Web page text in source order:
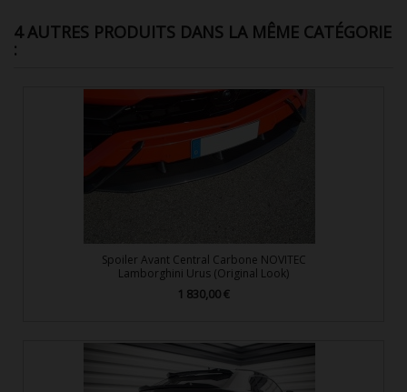
4 AUTRES PRODUITS DANS LA MÊME CATÉGORIE
:
Spoiler Avant Central Carbone NOVITEC
Lamborghini Urus (Original Look)
Prix
1 830,00 €